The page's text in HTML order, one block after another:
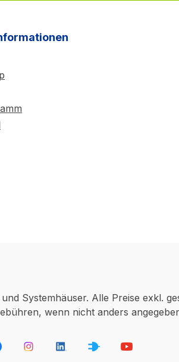
Systemhäuser. Alle Preise exkl.
wenn nicht anders